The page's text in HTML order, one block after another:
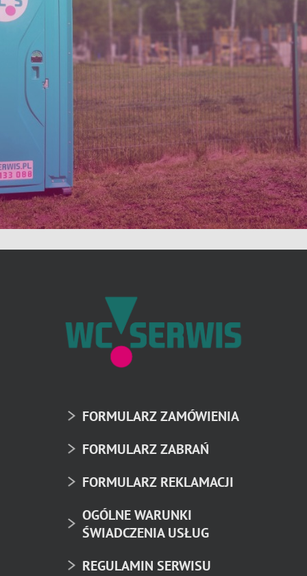
FORMULARZ ZAMÓWIENIA
FORMULARZ ZABRAŃ
FORMULARZ REKLAMACJI
OGÓLNE WARUNKI
ŚWIADCZENIA USŁUG
REGULAMIN SERWISU